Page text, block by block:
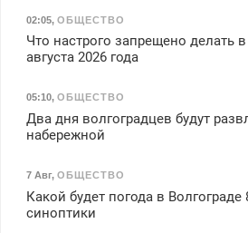
02:05, ОБЩЕСТВО
Что настрого запрещено делать
августа 2026 года
05:10, ОБЩЕСТВО
Два дня волгоградцев будут
набережной
7 Авг, ОБЩЕСТВО
Какой будет погода в Волгограде
синоптики